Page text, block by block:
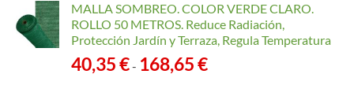
MALLA SOMBREO. COLOR VERDE CLARO.
ROLLO 50 METROS. Reduce Radiación,
Protección Jardín y Terraza, Regula Temperatura
40,35€- 168,65€Rango